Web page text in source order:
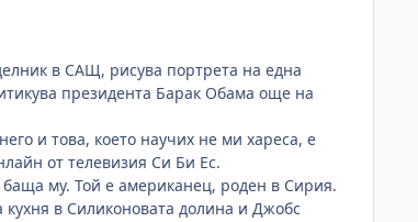
в САЩ, рисува портрета на една
президента Барак Обама още на
и това, което научих не ми хареса, е
от телевизия Си Би Ес.
му. Той е американец, роден в Сирия.
в Силиконовата долина и Джобс